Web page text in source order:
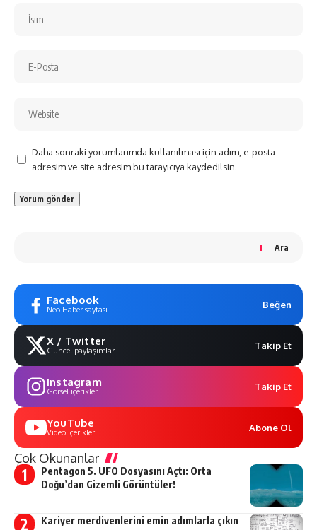
Daha sonraki yorumlarımda kullanılması için adım, e-posta
adresim ve site adresim bu tarayıcıya kaydedilsin.
Ara
Facebook
Neo Haber sayfası Beğen
X / Twitter
Güncel paylaşımlar Takip Et
Instagram
Görsel içerikler Takip Et
YouTube
Video içerikler Abone Ol
Çok Okunanlar
Pentagon 5. UFO Dosyasını Açtı: Orta
Doğu’dan Gizemli Görüntüler!
Kariyer merdivenlerini emin adımlarla çıkın